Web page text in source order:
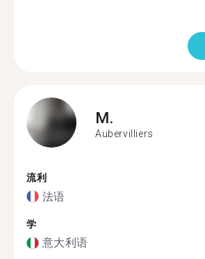
M.
Aubervilliers
流利
法语
学
意大利语